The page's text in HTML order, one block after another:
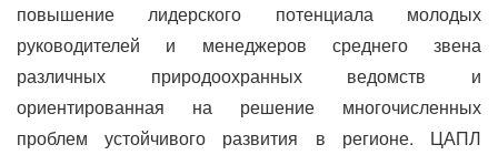
повышение лидерского потенциала молодых
руководителей и менеджеров среднего звена
различных природоохранных ведомств и
ориентированная на решение многочисленных
проблем устойчивого развития в регионе. ЦАПЛ